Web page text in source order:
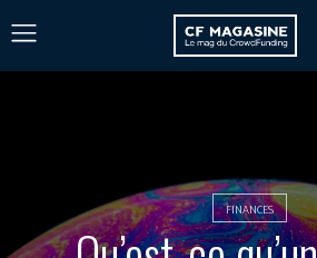
FINANCES